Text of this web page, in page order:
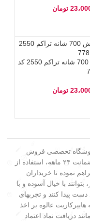
تومان
فرش 700 شانه تراکم 2550 کد
تومان
تخصصی فروش
فرش در کشور، در کنار تنوع محصولات، ضمانت ۲۴ ماهه، استفاده از
نموده تا خریداران
با خیال آسوده و با
پیدا کنند و تجربهای
عالوه بر اخذ
دریافت نماد اعتماد